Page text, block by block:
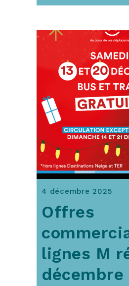
4 décembre 2025
Offres
lignes M
décembre